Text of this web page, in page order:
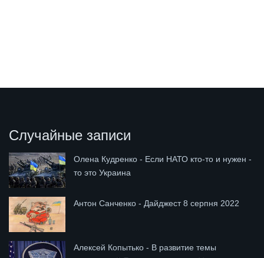
Случайные записи
Олена Кудренко - Если НАТО кто-то и нужен -
то это Украина
Антон Санченко - Дайджест 8 серпня 2022
Алексей Копытько - В развитие темы